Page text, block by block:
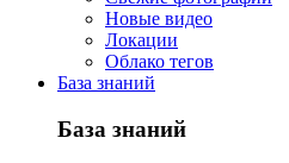
Новые видео
Локации
Облако тегов
База знаний
База знаний